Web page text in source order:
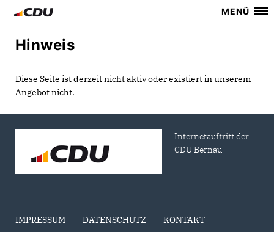
MENÜ
Hinweis
Diese Seite ist derzeit nicht aktiv oder existiert in unserem
Angebot nicht.
Internetauftritt der
CDU Bernau
IMPRESSUM DATENSCHUTZ KONTAKT